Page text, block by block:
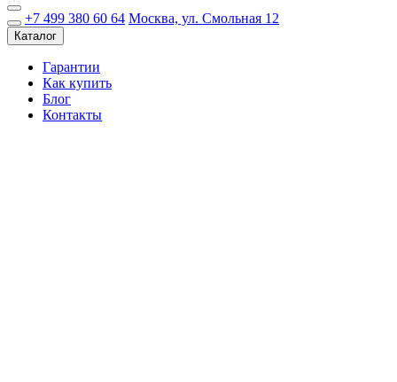
+7 499 380 60 64 Москва, ул. Смольная 12
Каталог
Гарантии
Как купить
Блог
Контакты